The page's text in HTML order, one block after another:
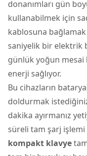
donanımları gün
kullanabilmek için
kablosuna
saniyelik bir elektrik
günlük yoğun mesai
enerji sağlıyor.
Bu cihazların
doldurmak
dakika ayırmanız
süreli tam şarj
kompakt klavye